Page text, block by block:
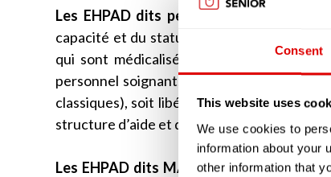
Consent
This website uses
We use cookies to
information about your
other information that
Les EHPAD dits petites unité de vie
capacité et du statut des intervenants
qui sont médicalisées. Les chambres
personnel soignant, à la différence des
classiques), soit libéral auquel cas le
structure d’aide et de soins à domicile
Les EHPAD dits MARPAD ou MAPAD